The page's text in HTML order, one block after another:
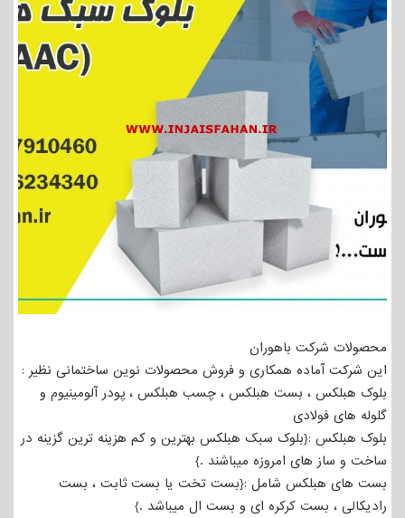
محصولات شرکت باهوران
این شرکت آماده همکاری و فروش محصولات نوین ساختمانی نظیر :
بلوک هبلکس ، بست هبلکس ، چسب هبلکس ، پودر آلومینیوم و
گلوله های فولادی
بلوک هبلکس :{بلوک سبک هبلکس بهترین و کم هزینه ترین گزینه در
ساخت و ساز های امروزه میباشند .}
بست های هبلکس شامل :{بست تخت یا بست ثابت ، بست
رادیکالی ، بست کرکره ای و بست ال میباشد .}